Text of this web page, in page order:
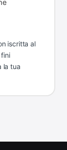
iscritta al
la tua